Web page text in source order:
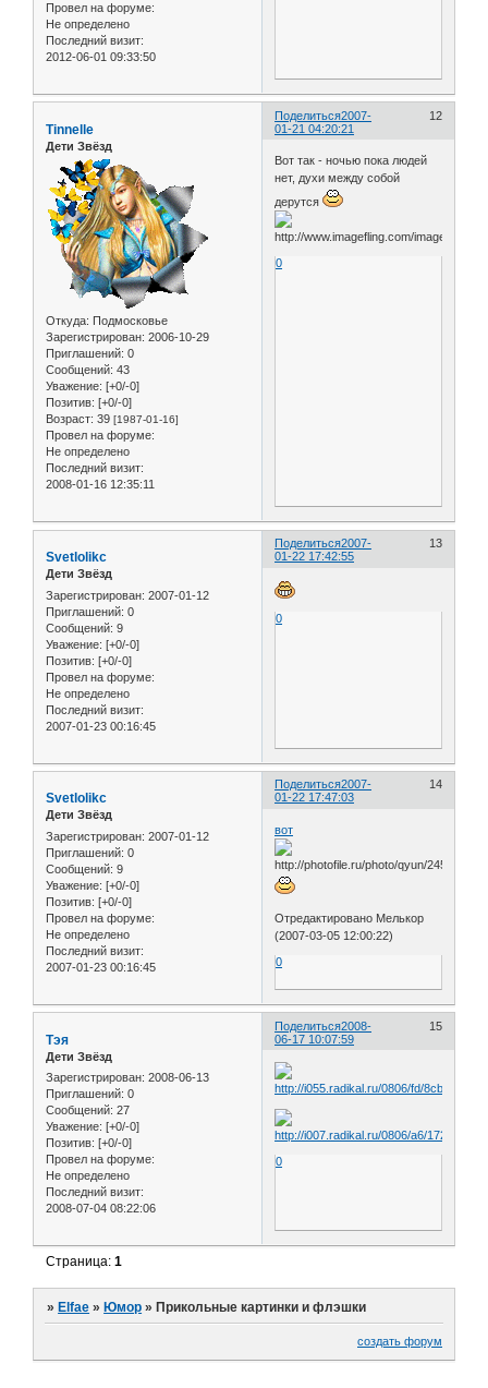
Провел на форуме:
Не определено
Последний визит:
2012-06-01 09:33:50
Поделиться 12
2007-
01-21 04:20:21
Tinnelle
Дети Звёзд
Откуда: Подмосковье
Зарегистрирован: 2006-10-29
Приглашений: 0
Сообщений: 43
Уважение: [+0/-0]
Позитив: [+0/-0]
Возраст: 39 [1987-01-16]
Провел на форуме:
Не определено
Последний визит:
2008-01-16 12:35:11
Вот так - ночью пока людей
нет, духи между собой
дерутся
0
Поделиться 13
2007-
01-22 17:42:55
Svetlolikc
Дети Звёзд
Зарегистрирован: 2007-01-12
Приглашений: 0
Сообщений: 9
Уважение: [+0/-0]
Позитив: [+0/-0]
Провел на форуме:
Не определено
Последний визит:
2007-01-23 00:16:45
0
Поделиться 14
2007-
01-22 17:47:03
Svetlolikc
Дети Звёзд
Зарегистрирован: 2007-01-12
Приглашений: 0
Сообщений: 9
Уважение: [+0/-0]
Позитив: [+0/-0]
Провел на форуме:
Не определено
Последний визит:
2007-01-23 00:16:45
вот
Отредактировано Мелькор
(2007-03-05 12:00:22)
0
Поделиться 15
2008-
06-17 10:07:59
Тэя
Дети Звёзд
Зарегистрирован: 2008-06-13
Приглашений: 0
Сообщений: 27
Уважение: [+0/-0]
Позитив: [+0/-0]
Провел на форуме:
Не определено
Последний визит:
2008-07-04 08:22:06
0
Страница:1
»Elfae »Юмор »Прикольные картинки и флэшки
создать форум